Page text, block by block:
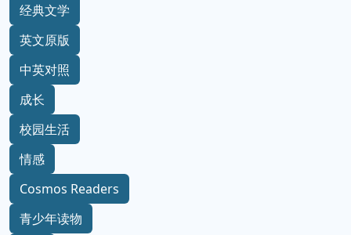
经典文学
英文原版
中英对照
成长
校园生活
情感
Cosmos Readers
青少年读物